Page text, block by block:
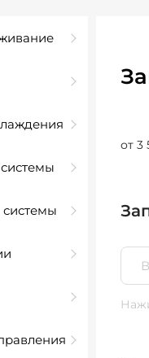
от 3